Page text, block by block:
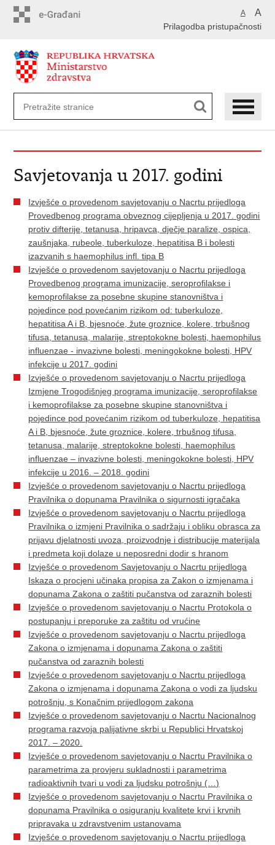
A A
Prilagodba pristupačnosti
Savjetovanja u 2017. godini
Izvješće o provedenom savjetovanju o Nacrtu prijedloga
Provedbenog programa obveznog cijepljenja u 2017. godini
protiv difterije, tetanusa, hripavca, dječje paralize, ospica,
zaušnjaka, rubeole, tuberkuloze, hepatitisa B i bolesti
izazvanih s haemophilus infl. tipa B
Izvješće o provedenom savjetovanju o Nacrtu prijedloga
Provedbenog programa imunizacije, seroprofilakse i
kemoprofilakse za posebne skupine stanovništva i
pojedince pod povećanim rizikom od: tuberkuloze,
hepatitisa A i B, bjesnoće, žute groznice, kolere, trbušnog
tifusa, tetanusa, malarije, streptokokne bolesti, haemophilus
influenzae - invazivne bolesti, meningokokne bolesti, HPV
infekcije u 2017. godini
Izvješće o provedenom savjetovanju o Nacrtu prijedloga
Izmjene Trogodišnjeg programa imunizacije, seroprofilakse
i kemoprofilakse za posebne skupine stanovništva i
pojedince pod povećanim rizikom od tuberkuloze, hepatitisa
A i B, bjesnoće, žute groznice, kolere, trbušnog tifusa,
tetanusa, malarije, streptokokne bolesti, haemophilus
influenzae – invazivne bolesti, meningokokne bolesti, HPV
infekcije u 2016. – 2018. godini
Izvješće o provedenom savjetovanju o Nacrtu prijedloga
Pravilnika o dopunama Pravilnika o sigurnosti igračaka
Izvješće o provedenom savjetovanju o Nacrtu prijedloga
Pravilnika o izmjeni Pravilnika o sadržaju i obliku obrasca za
prijavu djelatnosti uvoza, proizvodnje i distribucije materijala
i predmeta koji dolaze u neposredni dodir s hranom
Izvješće o provedenom Savjetovanju o Nacrtu prijedloga
Iskaza o procjeni učinaka propisa za Zakon o izmjenama i
dopunama Zakona o zaštiti pučanstva od zaraznih bolesti
Izvješće o provedenom savjetovanju o Nacrtu Protokola o
postupanju i preporuke za zaštitu od vrućine
Izvješće o provedenom savjetovanju o Nacrtu prijedloga
Zakona o izmjenama i dopunama Zakona o zaštiti
pučanstva od zaraznih bolesti
Izvješće o provedenom savjetovanju o Nacrtu prijedloga
Zakona o izmjenama i dopunama Zakona o vodi za ljudsku
potrošnju, s Konačnim prijedlogom zakona
Izvješće o provedenom savjetovanju o Nacrtu Nacionalnog
programa razvoja palijativne skrbi u Republici Hrvatskoj
2017. – 2020.
Izvješće o provedenom savjetovanju o Nacrtu Pravilnika o
parametrima za provjeru sukladnosti i parametrima
radioaktivnih tvari u vodi za ljudsku potrošnju (…)
Izvješće o provedenom savjetovanju o Nacrtu Pravilnika o
dopunama Pravilnika o osiguranju kvalitete krvi i krvnih
pripravaka u zdravstvenim ustanovama
Izvješće o provedenom savjetovanju o Nacrtu prijedloga